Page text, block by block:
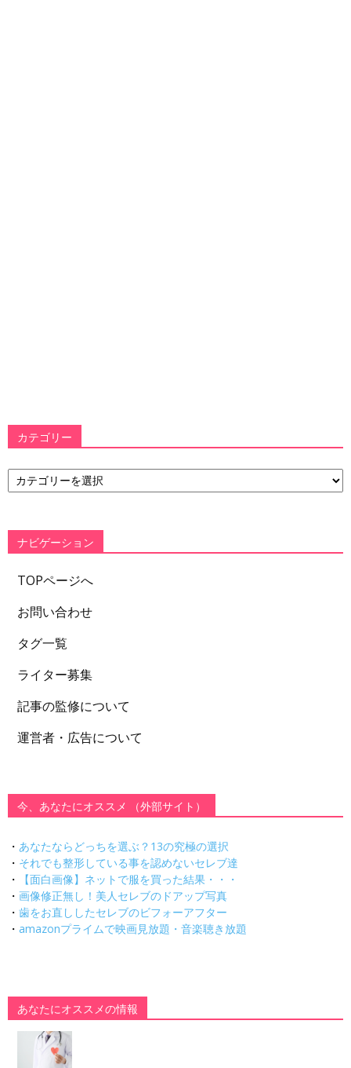
カテゴリー
カ
テ
ー
ナビゲーション
TOPページへ
お問い合わせ
タグ一覧
ライター募集
記事の監修について
運営者・広告について
今、あなたにオススメ （外部サイト）
・ あなたならどっちを選ぶ？13の究極の選択
・ それでも整形している事を認めないセレブ達
・
【面白画像】ネットで服を買った結果・・・
・ 画像修正無し！美人セレブのドアップ写真
・ 歯をお直ししたセレブのビフォーアフター
・ amazonプライムで映画見放題・音楽聴き放題
あなたにオススメの情報